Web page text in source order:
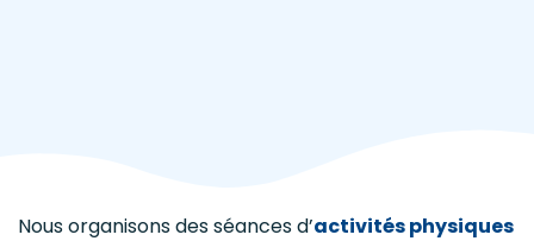
Nous organisons des séances d’activités physiques